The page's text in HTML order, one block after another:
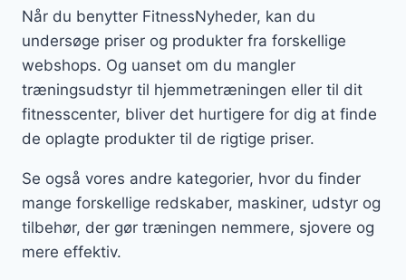
Når du benytter FitnessNyheder, kan du
undersøge priser og produkter fra forskellige
webshops. Og uanset om du mangler
træningsudstyr til hjemmetræningen eller til dit
fitnesscenter, bliver det hurtigere for dig at finde
de oplagte produkter til de rigtige priser.
Se også vores andre kategorier, hvor du finder
mange forskellige redskaber, maskiner, udstyr og
tilbehør, der gør træningen nemmere, sjovere og
mere effektiv.